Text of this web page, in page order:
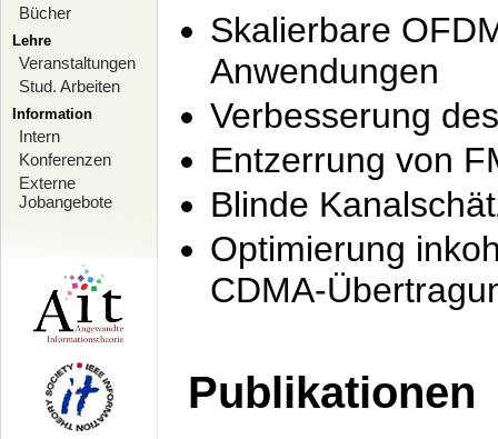
Bücher
Lehre
Veranstaltungen
Stud. Arbeiten
Information
Intern
Konferenzen
Externe
Jobangebote
Skalierbare
Anwendungen
Verbesserung
Entzerrung von
Blinde
Optimierung
CDMA-
Publikationen